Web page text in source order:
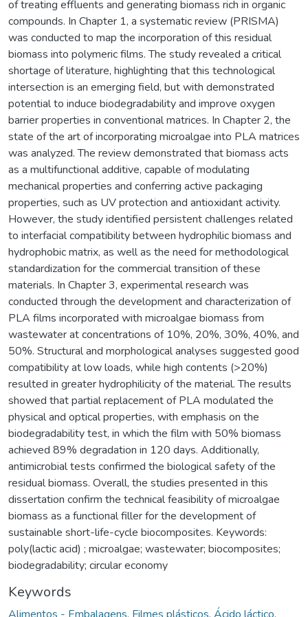
of treating effluents and generating biomass rich in organic
compounds. In Chapter 1, a systematic review (PRISMA)
was conducted to map the incorporation of this residual
biomass into polymeric films. The study revealed a critical
shortage of literature, highlighting that this technological
intersection is an emerging field, but with demonstrated
potential to induce biodegradability and improve oxygen
barrier properties in conventional matrices. In Chapter 2, the
state of the art of incorporating microalgae into PLA matrices
was analyzed. The review demonstrated that biomass acts
as a multifunctional additive, capable of modulating
mechanical properties and conferring active packaging
properties, such as UV protection and antioxidant activity.
However, the study identified persistent challenges related
to interfacial compatibility between hydrophilic biomass and
hydrophobic matrix, as well as the need for methodological
standardization for the commercial transition of these
materials. In Chapter 3, experimental research was
conducted through the development and characterization of
PLA films incorporated with microalgae biomass from
wastewater at concentrations of 10%, 20%, 30%, 40%, and
50%. Structural and morphological analyses suggested good
compatibility at low loads, while high contents (>20%)
resulted in greater hydrophilicity of the material. The results
showed that partial replacement of PLA modulated the
physical and optical properties, with emphasis on the
biodegradability test, in which the film with 50% biomass
achieved 89% degradation in 120 days. Additionally,
antimicrobial tests confirmed the biological safety of the
residual biomass. Overall, the studies presented in this
dissertation confirm the technical feasibility of microalgae
biomass as a functional filler for the development of
sustainable short-life-cycle biocomposites. Keywords:
poly(lactic acid) ; microalgae; wastewater; biocomposites;
biodegradability; circular economy
Keywords